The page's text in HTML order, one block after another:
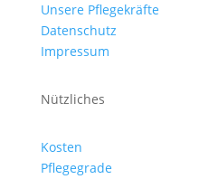
Unsere Pflegekräfte
Datenschutz
Impressum
Nützliches
Kosten
Pflegegrade